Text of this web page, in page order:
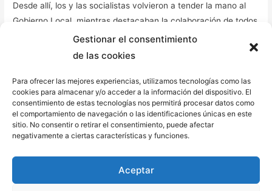
Gestionar el consentimiento
de las cookies
Para ofrecer las mejores experiencias, utilizamos tecnologías como las
cookies para almacenar y/o acceder a la información del dispositivo. El
consentimiento de estas tecnologías nos permitirá procesar datos como
el comportamiento de navegación o las identificaciones únicas en este
sitio. No consentir o retirar el consentimiento, puede afectar
negativamente a ciertas características y funciones.
Aceptar
Desde allí, los y las socialistas volvieron a tender la mano al
Gobierno Local, mientras destacaban la colaboración de todos
los agentes y la solidaridad del pueblo puertorrealeño y a su
vez agradecían a quienes han trabajado en las labores de
A su vez, desde el PSOE se ha pedido mucha precaución a la
ciudadanía y que no se acerquen a las zonas afectadas en las
que los y las profesionales continúan trabajando, ya que el
acudir ahora a las zonas puede suponer un peligro para la
integridad física.
Entre todas y todos tenemos que trabajar desde ya en un plan
de reforestación de las zonas afectadas para que el pulmón